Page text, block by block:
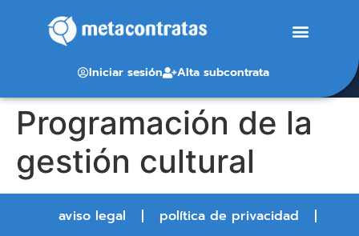
Iniciar sesión Alta subcontrata
Programación de la
gestión cultural
aviso legal
política de privacidad